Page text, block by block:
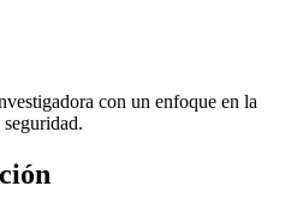
con un enfoque en la